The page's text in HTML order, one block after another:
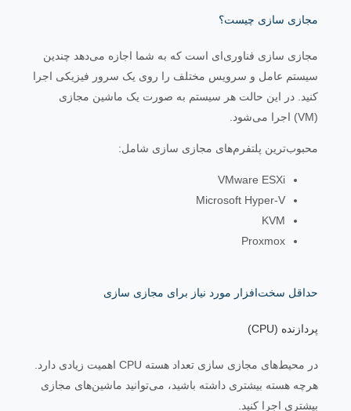
مجازی سازی چیست؟
مجازی سازی فناوری‌ای است که به شما اجازه می‌دهد چندین
سیستم عامل و سرویس مختلف را روی یک سرور فیزیکی اجرا
کنید. در این حالت هر سیستم به صورت یک ماشین مجازی
(VM) اجرا می‌شود.
محبوب‌ترین پلتفرم‌های مجازی سازی شامل:
VMware ESXi
Microsoft Hyper-V
KVM
Proxmox
حداقل سخت‌افزار مورد نیاز برای مجازی سازی
پردازنده (CPU)
در محیط‌های مجازی سازی تعداد هسته CPU اهمیت زیادی دارد.
هرچه هسته بیشتری داشته باشید، می‌توانید ماشین‌های مجازی
بیشتری اجرا کنید.